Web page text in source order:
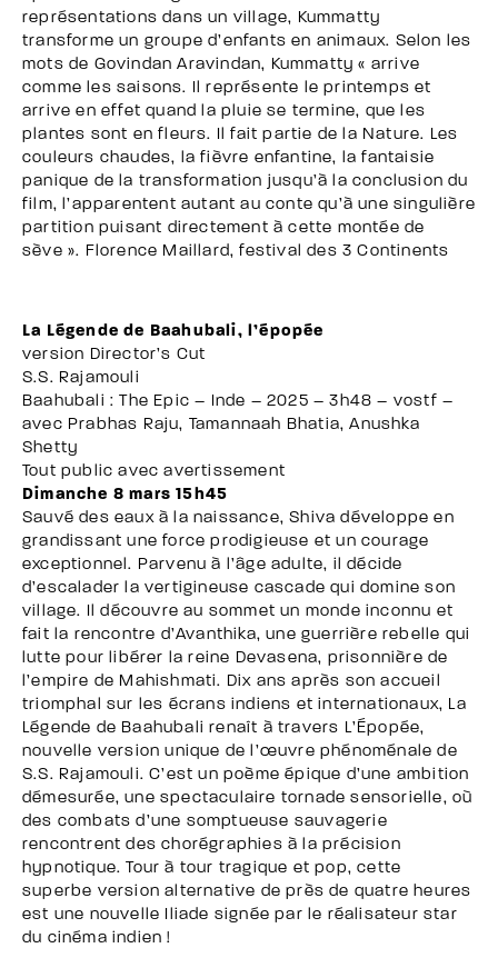
représentations dans un village, Kummatty
transforme un groupe d’enfants en animaux. Selon les
mots de Govindan Aravindan, Kummatty « arrive
comme les saisons. Il représente le printemps et
arrive en effet quand la pluie se termine, que les
plantes sont en fleurs. Il fait partie de la Nature. Les
couleurs chaudes, la fièvre enfantine, la fantaisie
panique de la transformation jusqu’à la conclusion du
film, l’apparentent autant au conte qu’à une singulière
partition puisant directement à cette montée de
sève ». Florence Maillard, festival des 3 Continents
La Légende de Baahubali, l’épopée
version Director’s Cut
S.S. Rajamouli
Baahubali : The Epic – Inde – 2025 – 3h48 – vostf –
avec Prabhas Raju, Tamannaah Bhatia, Anushka
Shetty
Tout public avec avertissement
Dimanche 8 mars 15h45
Sauvé des eaux à la naissance, Shiva développe en
grandissant une force prodigieuse et un courage
exceptionnel. Parvenu à l’âge adulte, il décide
d’escalader la vertigineuse cascade qui domine son
village. Il découvre au sommet un monde inconnu et
fait la rencontre d’Avanthika, une guerrière rebelle qui
lutte pour libérer la reine Devasena, prisonnière de
l’empire de Mahishmati. Dix ans après son accueil
triomphal sur les écrans indiens et internationaux, La
Légende de Baahubali renaît à travers L’Épopée,
nouvelle version unique de l’œuvre phénoménale de
S.S. Rajamouli. C’est un poème épique d’une ambition
démesurée, une spectaculaire tornade sensorielle, où
des combats d’une somptueuse sauvagerie
rencontrent des chorégraphies à la précision
hypnotique. Tour à tour tragique et pop, cette
superbe version alternative de près de quatre heures
est une nouvelle Iliade signée par le réalisateur star
du cinéma indien !